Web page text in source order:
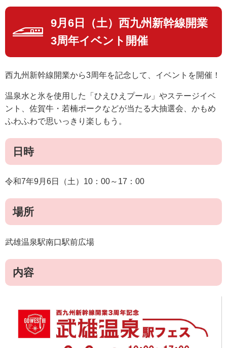
9月6日（土）西九州新幹線開業
3周年イベント開催
西九州新幹線開業から3周年を記念して、イベントを開催！
温泉水と氷を使用した「ひえひえプール」やステージイベ
ント、佐賀牛・若楠ポークなどが当たる大抽選会、かもめ
ふわふわで思いっきり楽しもう。
日時
令和7年9月6日（土）10：00～17：00
場所
武雄温泉駅南口駅前広場
内容